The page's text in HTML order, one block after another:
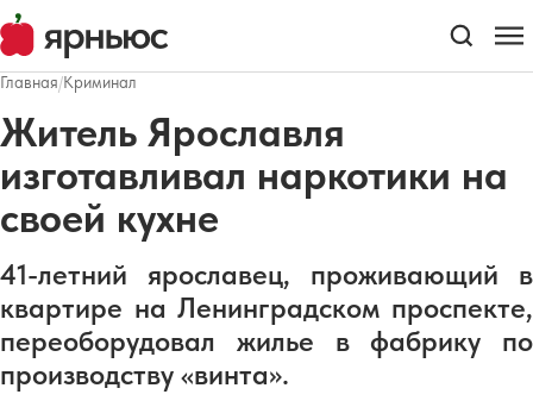
Главная/Криминал
Житель Ярославля
изготавливал наркотики на
своей кухне
41-летний ярославец, проживающий в
квартире на Ленинградском проспекте,
переоборудовал жилье в фабрику по
производству «винта».